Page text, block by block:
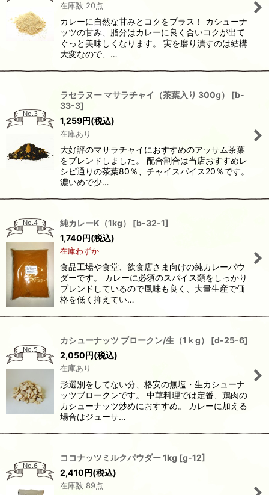
在庫数 20点
カレーに自然な甘みとコクをプラス！ カシューナ
ッツの甘み、脂分はカレーに良く合いコクが出て
ぐっと美味しくなります。 実を磨り潰すのは結構
大変なので、…
No.3
ラセラヌー マサラチャイ（茶葉入り 300g） [b-
33-3]
1,259円(税込)
在庫あり
大好評のマサラチャイにおすすめのアッサム茶葉
をブレンドしました。 配合割合は当店おすすめレ
シピ通りの茶葉80％、チャイスパイス20％です。
濃いめで少…
No.4 純カレーK（1kg） [b-32-1]
1,740円(税込)
在庫わずか
食品工場や食堂、飲食店さま向けの純カレーパウ
ダーです。 カレーに必須のスパイス類をしっかり
ブレンドしているので風味も良く、大量生産で価
格を低く抑えてい…
No.5
カシューナッツ ブロークン/生（1ｋg） [d-25-6]
2,050円(税込)
在庫あり
形選別をしてない分、格安の無塩・生カシューナ
ッツブロークンです。 中華料理では定番、鶏肉の
カシューナッツ炒めにおすすめ。 カレーに加える
場合はジューサ…
No.6
ココナッツミルクパウダー 1kg [g-12]
2,410円(税込)
在庫数 89点